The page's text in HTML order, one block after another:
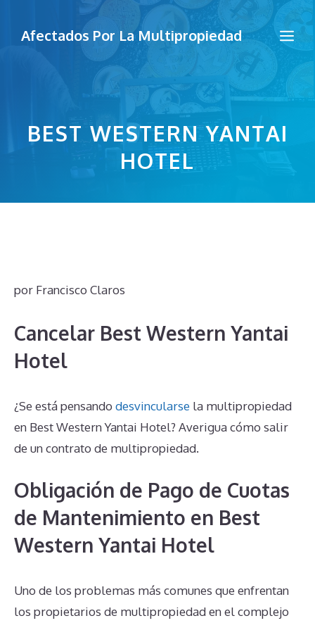
Afectados Por La Multipropiedad
BEST WESTERN YANTAI
HOTEL
por Francisco Claros
Cancelar Best Western Yantai
Hotel
¿Se está pensando desvincularse la multipropiedad
en Best Western Yantai Hotel? Averigua cómo salir
de un contrato de multipropiedad.
Obligación de Pago de Cuotas
de Mantenimiento en Best
Western Yantai Hotel
Uno de los problemas más comunes que enfrentan
los propietarios de multipropiedad en el complejo